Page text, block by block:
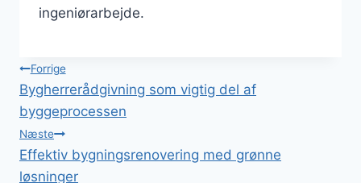
ingeniørarbejde.
Indlægsnavigation
Forrige
Bygherrerådgivning som vigtig del af
byggeprocessen
Næste
Effektiv bygningsrenovering med grønne
løsninger